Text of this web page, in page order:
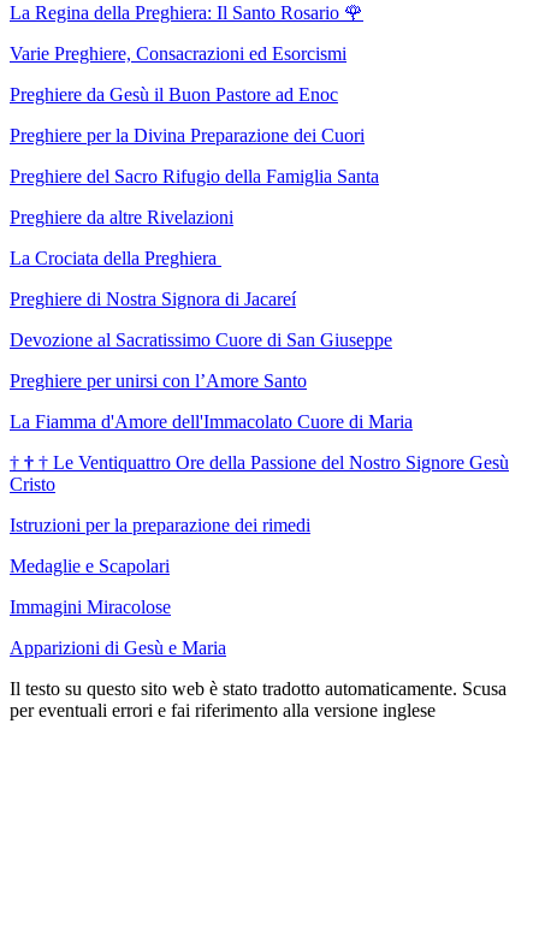
La Regina della Preghiera: Il Santo Rosario 🌹
Varie Preghiere, Consacrazioni ed Esorcismi
Preghiere da Gesù il Buon Pastore ad Enoc
Preghiere per la Divina Preparazione dei Cuori
Preghiere del Sacro Rifugio della Famiglia Santa
Preghiere da altre Rivelazioni
La Crociata della Preghiera
Preghiere di Nostra Signora di Jacareí
Devozione al Sacratissimo Cuore di San Giuseppe
Preghiere per unirsi con l’Amore Santo
La Fiamma d'Amore dell'Immacolato Cuore di Maria
† † † Le Ventiquattro Ore della Passione del Nostro Signore Gesù
Cristo
Istruzioni per la preparazione dei rimedi
Medaglie e Scapolari
Immagini Miracolose
Apparizioni di Gesù e Maria
Il testo su questo sito web è stato tradotto automaticamente. Scusa
per eventuali errori e fai riferimento alla versione inglese